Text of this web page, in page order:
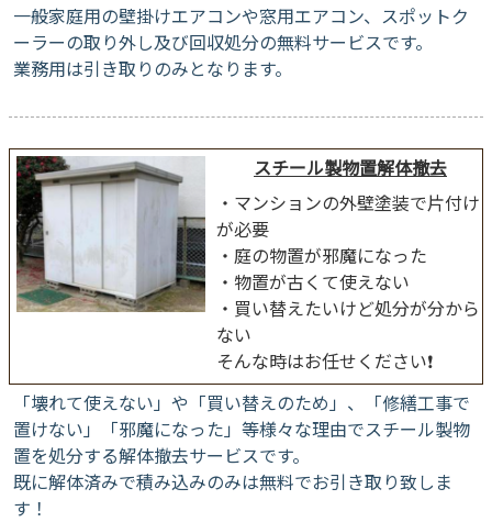
一般家庭用の壁掛けエアコンや窓用エアコン、スポットク
ーラーの取り外し及び回収処分の無料サービスです。
業務用は引き取りのみとなります。
スチール製物置解体撤去
・マンションの外壁塗装で片付け
が必要
・庭の物置が邪魔になった
・物置が古くて使えない
・買い替えたいけど処分が分から
ない
そんな時はお任せください❗
「壊れて使えない」や「買い替えのため」、「修繕工事で
置けない」「邪魔になった」等様々な理由でスチール製物
置を処分する解体撤去サービスです。
既に解体済みで積み込みのみは無料でお引き取り致しま
す！